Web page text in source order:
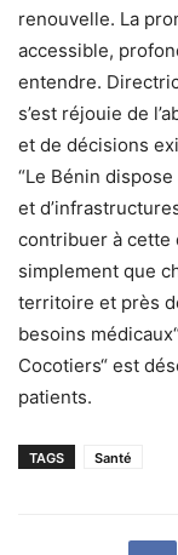
renouvelle. La
accessible,
entendre.
s’est réjouie de
et de décisions
“Le Bénin
et
contribuer à cette
simplement que
territoire et près
besoins
Cocotiers“ est
patients.
TAGS Santé